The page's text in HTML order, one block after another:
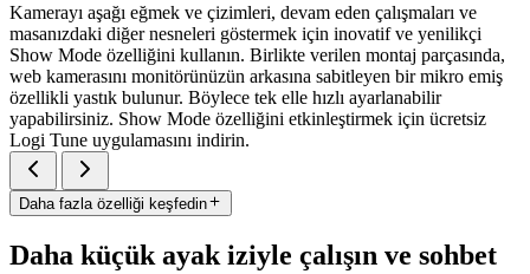
Kamerayı aşağı eğmek ve çizimleri, devam eden çalışmaları ve
masanızdaki diğer nesneleri göstermek için inovatif ve yenilikçi
Show Mode özelliğini kullanın. Birlikte verilen montaj parçasında,
web kamerasını monitörünüzün arkasına sabitleyen bir mikro emiş
özellikli yastık bulunur. Böylece tek elle hızlı ayarlanabilir
yapabilirsiniz. Show Mode özelliğini etkinleştirmek için ücretsiz
Logi Tune uygulamasını indirin.
Daha fazla özelliği keşfedin
Daha küçük ayak iziyle çalışın ve sohbet